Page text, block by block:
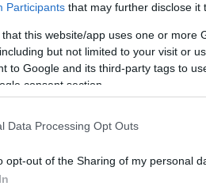
Participants that may further disclose it
that this website/app uses one or more
but not limited to your visit or
to Google and its third-party tags to
consent section.
Data Processing Opt Outs
opt-out of the Sharing of my personal
fel aTrafóban.